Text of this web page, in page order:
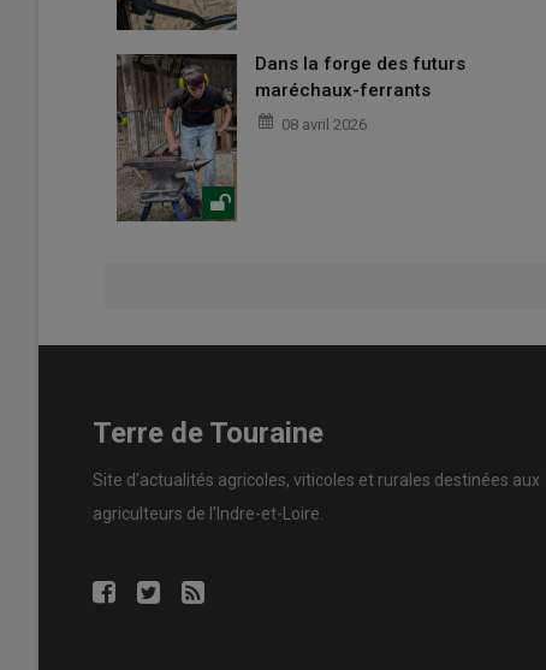
Dans la forge des futurs
maréchaux-ferrants
08 avril 2026
Terre de Touraine
Site d'actualités agricoles, viticoles et rurales destinées aux
agriculteurs de l'Indre-et-Loire.